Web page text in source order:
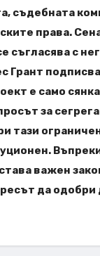
съдебната
права.
съгласява с
Грант
е само
за
тази
важен
да одобри